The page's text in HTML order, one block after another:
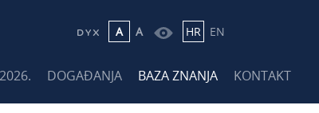
A A HR EN
DOGAĐANJA BAZA ZNANJA KONTAKT